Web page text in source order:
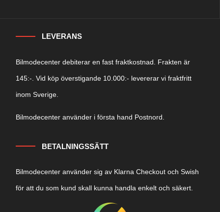
LEVERANS
Bilmodecenter debiterar en fast fraktkostnad. Frakten är
145:-. Vid köp överstigande 10.000:- levererar vi fraktfritt
inom Sverige.
Bilmodecenter använder i första hand Postnord.
BETALNINGSSÄTT
Bilmodecenter använder sig av Klarna Checkout och Swish
för att du som kund skall kunna handla enkelt och säkert.